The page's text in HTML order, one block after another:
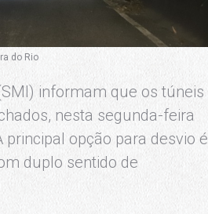
do Rio
informam que os túneis
nesta segunda-feira
principal opção para desvio é
duplo sentido de